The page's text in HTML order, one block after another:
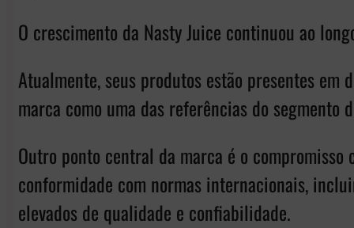
O crescimento da Nasty Juice continuou ao
Atualmente, seus produtos estão presentes
marca como uma das referências do segmento
Outro ponto central da marca é o
conformidade com normas internacionais,
elevados de qualidade e confiabilidade.